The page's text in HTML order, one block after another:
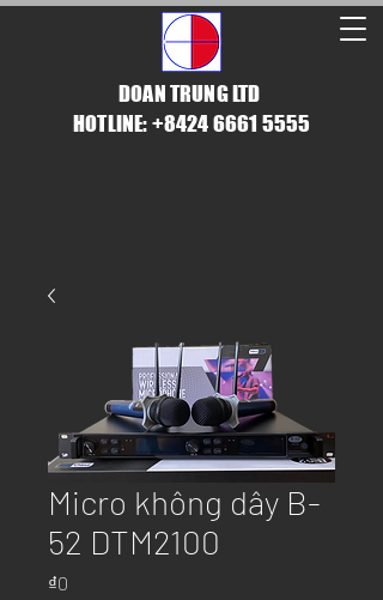
DOAN TRUNG LTD
HOTLINE: +8424 6661 5555
Micro không dây B-
52 DTM2100
₫0